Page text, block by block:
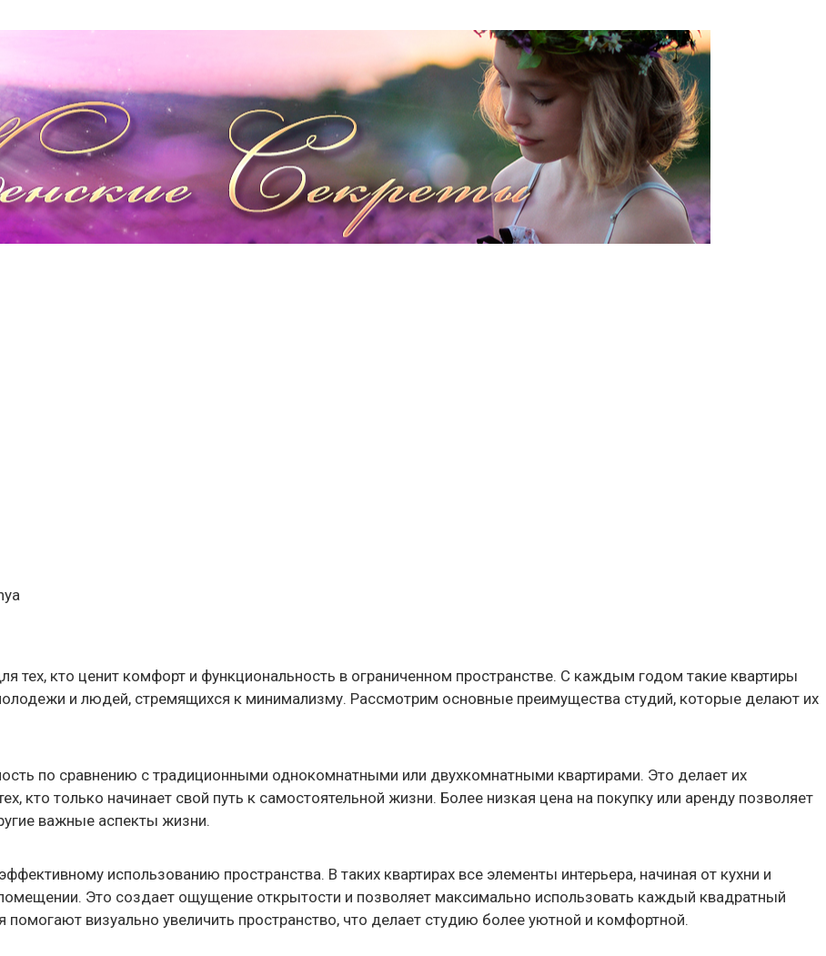
тех, кто ценит комфорт и функциональность в ограниченном пространстве. С каждым годом такие квартиры
и людей, стремящихся к минимализму. Рассмотрим основные преимущества студий, которые делают их
по сравнению с традиционными однокомнатными или двухкомнатными квартирами. Это делает их
кто только начинает свой путь к самостоятельной жизни. Более низкая цена на покупку или аренду позволяет
важные аспекты жизни.
использованию пространства. В таких квартирах все элементы интерьера, начиная от кухни и
Это создает ощущение открытости и позволяет максимально использовать каждый квадратный
визуально увеличить пространство, что делает студию более уютной и комфортной.